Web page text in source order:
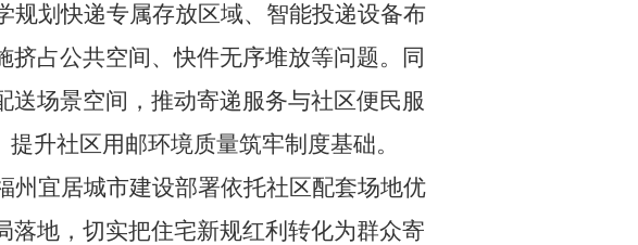
规划快递专属存放区域、智能投递设备布
占公共空间、快件无序堆放等问题。同
场景空间，推动寄递服务与社区便民服
提升社区用邮环境质量筑牢制度基础。
州宜居城市建设部署依托社区配套场地优
落地， 切实把住宅新规红利转化为群众寄